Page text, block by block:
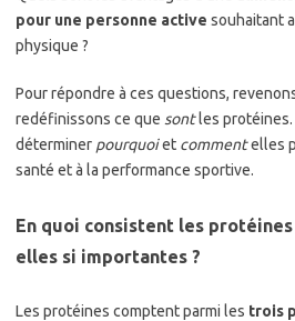
pour une personne active souhaitant
physique ?
Pour répondre à ces questions,
redéfinissons ce que sontles protéines.
déterminer pourquoiet commentelles
santé et à la performance sportive.
En quoi consistent les
elles si importantes ?
Les protéines comptent parmi les trois